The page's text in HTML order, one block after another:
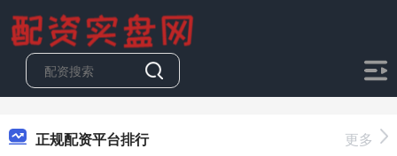
正规配资平台排行 更多